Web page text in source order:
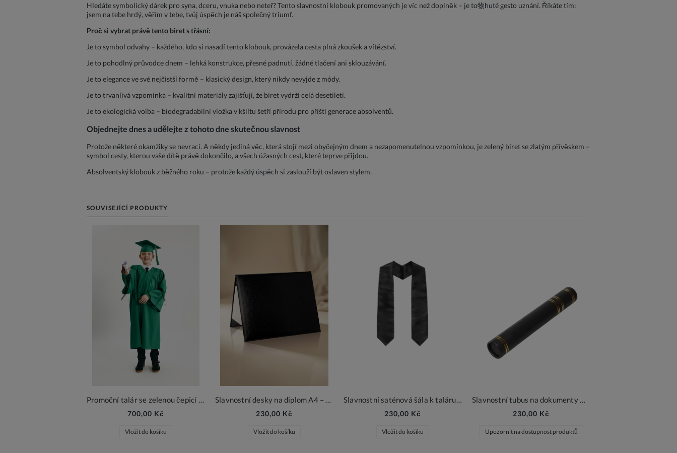
Hledáte symbolický dárek pro syna, dceru, vnuka nebo neteř? Tento slavnostní klobouk promovaných je víc než doplněk – je to物huté gesto uznání. Říkáte tím:
jsem na tebe hrdý, věřím v tebe, tvůj úspěch je náš společný triumf.
Proč si vybrat právě tento biret s třásní:
Je to symbol odvahy – každého, kdo si nasadí tento klobouk, provázela cesta plná zkoušek a vítězství.
Je to pohodlný průvodce dnem – lehká konstrukce, přesné padnutí, žádné tlačení ani sklouzávání.
Je to elegance ve své nejčistší formě – klasický design, který nikdy nevyjde z módy.
Je to trvanlivá vzpomínka – kvalitní materiály zajišťují, že biret vydrží celá desetiletí.
Je to ekologická volba – biodegradabilní vložka v kšiltu šetří přírodu pro příští generace absolventů.
Objednejte dnes a udělejte z tohoto dne skutečnou slavnost
Protože některé okamžiky se nevrací. A někdy jediná věc, která stojí mezi obyčejným dnem a nezapomenutelnou vzpomínkou, je zelený biret se zlatým přívěskem –
symbol cesty, kterou vaše dítě právě dokončilo, a všech úžasných cest, které teprve přijdou.
Absolventský klobouk z běžného roku – protože každý úspěch si zaslouží být oslaven stylem.
SOUVISEJÍCÍ PRODUKTY
Promoční talár se zelenou čepicí – slavnostní set
700,00 Kč
Vložit do košíku
Slavnostní desky na diplom A4 – černé s bílou výstelkou
230,00 Kč
Vložit do košíku
Slavnostní saténová šála k taláru – černá
230,00 Kč
Vložit do košíku
Slavnostní tubus na dokumenty A4 – černý se zlatými detaily
230,00 Kč
Upozornit na dostupnost produktů